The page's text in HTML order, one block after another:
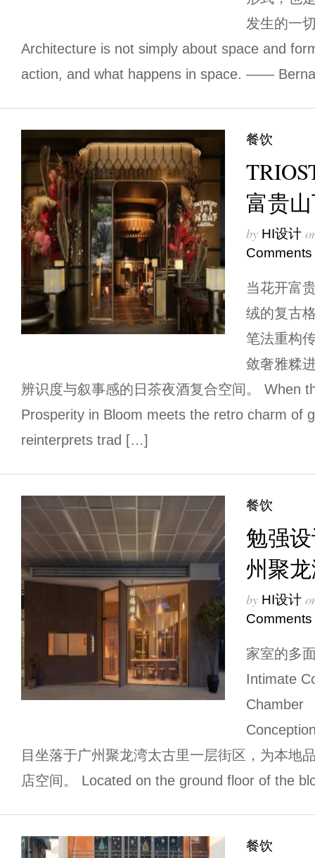
发生的一
Architecture is not simply about space and
action, and what happens in space. ——
餐饮
富贵
by HI设计
Comments
当花开富
绒的复古
笔法重构
敛奢雅糅
辨识度与叙事感的日茶夜酒复合空间。 When
Prosperity in Bloom meets the retro charm of
reinterprets trad […]
餐饮
勉强
州聚
by HI设计
Comments
家室的多
Intimate
Chamber
目坐落于广州聚龙湾太古里一层街区，为本地
店空间。 Located on the ground floor of the
餐饮